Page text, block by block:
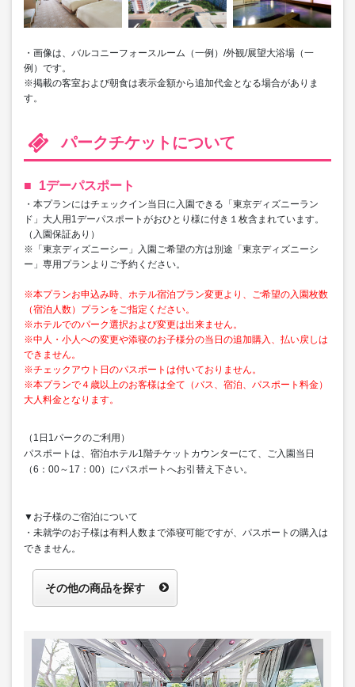
・画像は、バルコニーフォースルーム（一例）/外観/展望大浴場（一
例）です。
※掲載の客室および朝食は表示金額から追加代金となる場合がありま
す。
パークチケットについて
1デーパスポート
・本プランにはチェックイン当日に入園できる「東京ディズニーラン
ド」大人用1デーパスポートがおひとり様に付き１枚含まれています。
（入園保証あり）
※「東京ディズニーシー」入園ご希望の方は別途「東京ディズニーシ
ー」専用プランよりご予約ください。
※本プランお申込み時、ホテル宿泊プラン変更より、ご希望の入園枚数
（宿泊人数）プランをご指定ください。
※ホテルでのパーク選択および変更は出来ません。
※中人・小人への変更や添寝のお子様分の当日の追加購入、払い戻しは
できません。
※チェックアウト日のパスポートは付いておりません。
※本プランで４歳以上のお客様は全て（バス、宿泊、パスポート料金）
大人料金となります。
（1日1パークのご利用）
パスポートは、宿泊ホテル1階チケットカウンターにて、ご入園当日
（6：00～17：00）にパスポートへお引替え下さい。
▼お子様のご宿泊について
・未就学のお子様は有料人数まで添寝可能ですが、パスポートの購入は
できません。
その他の商品を探す